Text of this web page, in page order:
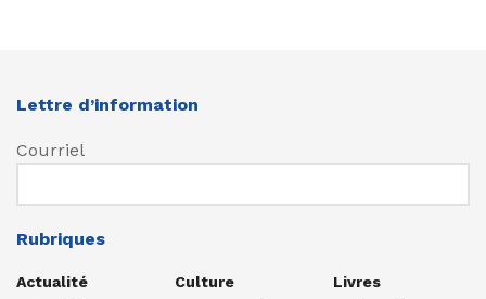
Lettre d’information
Courriel
Rubriques
Actualité
Culture
Livres